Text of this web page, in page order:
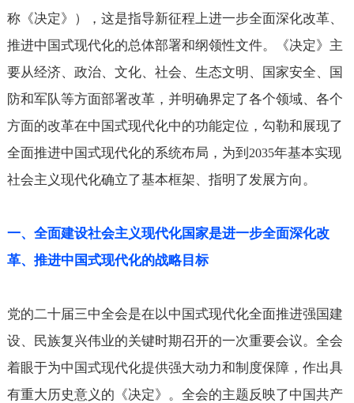
称《决定》），这是指导新征程上进一步全面深化改革、
推进中国式现代化的总体部署和纲领性文件。《决定》主
要从经济、政治、文化、社会、生态文明、国家安全、国
防和军队等方面部署改革，并明确界定了各个领域、各个
方面的改革在中国式现代化中的功能定位，勾勒和展现了
全面推进中国式现代化的系统布局，为到 2035年基本实现
社会主义现代化确立了基本框架、指明了发展方向。
一、全面建设社会主义现代化国家是进一步全面深化改
革、推进中国式现代化的战略目标
党的二十届三中全会是在以中国式现代化全面推进强国建
设、民族复兴伟业的关键时期召开的一次重要会议。全会
着眼于为中国式现代化提供强大动力和制度保障，作出具
有重大历史意义的《决定》。全会的主题反映了中国共产